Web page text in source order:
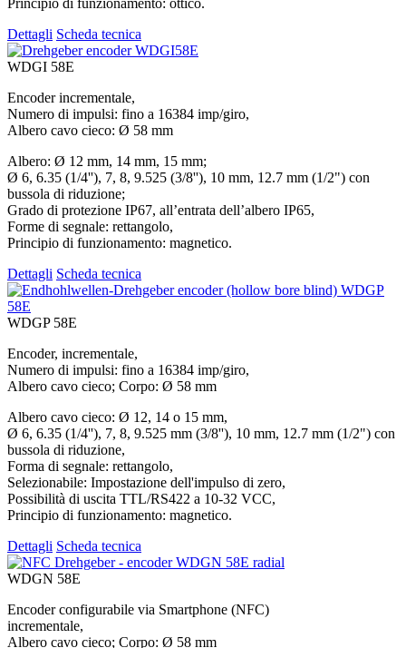
Principio di funzionamento: ottico.
Dettagli Scheda tecnica
WDGI 58E
Encoder incrementale,
Numero di impulsi: fino a 16384 imp/giro,
Albero cavo cieco: Ø 58 mm
Albero: Ø 12 mm, 14 mm, 15 mm;
Ø 6, 6.35 (1/4''), 7, 8, 9.525 (3/8''), 10 mm, 12.7 mm (1/2") con
bussola di riduzione;
Grado di protezione IP67, all’entrata dell’albero IP65,
Forme di segnale: rettangolo,
Principio di funzionamento: magnetico.
Dettagli Scheda tecnica
WDGP 58E
Encoder, incrementale,
Numero di impulsi: fino a 16384 imp/giro,
Albero cavo cieco; Corpo: Ø 58 mm
Albero cavo cieco: Ø 12, 14 o 15 mm,
Ø 6, 6.35 (1/4''), 7, 8, 9.525 mm (3/8''), 10 mm, 12.7 mm (1/2") con
bussola di riduzione,
Forma di segnale: rettangolo,
Selezionabile: Impostazione dell'impulso di zero,
Possibilità di uscita TTL/RS422 a 10-32 VCC,
Principio di funzionamento: magnetico.
Dettagli Scheda tecnica
WDGN 58E
Encoder configurabile via Smartphone (NFC)
incrementale,
Albero cavo cieco; Corpo: Ø 58 mm